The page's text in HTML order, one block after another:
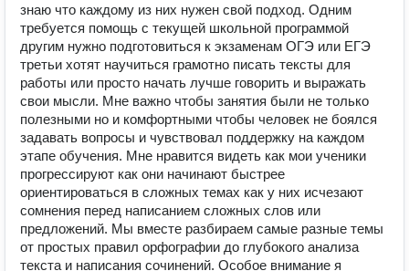
знаю что каждому из них нужен свой подход. Одним
требуется помощь с текущей школьной программой
другим нужно подготовиться к экзаменам ОГЭ или ЕГЭ
третьи хотят научиться грамотно писать тексты для
работы или просто начать лучше говорить и выражать
свои мысли. Мне важно чтобы занятия были не только
полезными но и комфортными чтобы человек не боялся
задавать вопросы и чувствовал поддержку на каждом
этапе обучения. Мне нравится видеть как мои ученики
прогрессируют как они начинают быстрее
ориентироваться в сложных темах как у них исчезают
сомнения перед написанием сложных слов или
предложений. Мы вместе разбираем самые разные темы
от простых правил орфографии до глубокого анализа
текста и написания сочинений. Особое внимание я